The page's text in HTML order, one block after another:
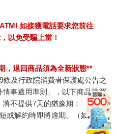
如接獲電話要求您前往
以免受騙上當！
，退回商品須為全新狀態**
及行政院消費者保護處公告之
情事適用準則」，以下商品購買
不提供7天的猶豫期：
或解約時即將逾期。（如：生